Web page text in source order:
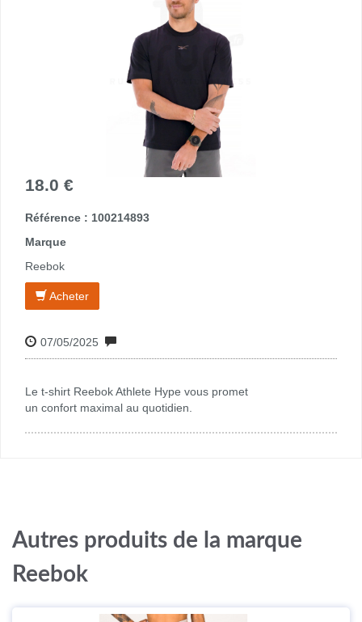
18.0 €
Référence : 100214893
Marque
Reebok
Acheter
07/05/2025
Le t-shirt Reebok Athlete Hype vous promet
un confort maximal au quotidien.
Autres produits de la marque
Reebok